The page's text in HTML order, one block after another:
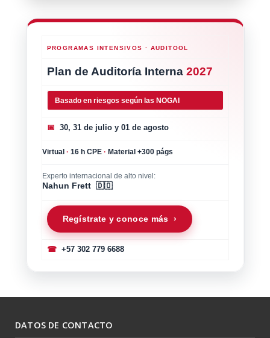
PROGRAMAS INTENSIVOS · AUDITOOL
Plan de Auditoría Interna 2027
Basado en riesgos según las NOGAI
📅 30, 31 de julio y 01 de agosto
Virtual · 16 h CPE · Material +300 págs
Experto internacional de alto nivel:
Nahun Frett 🇩🇴
Regístrate y conoce más ›
☎+57 302 779 6688
DATOS DE CONTACTO